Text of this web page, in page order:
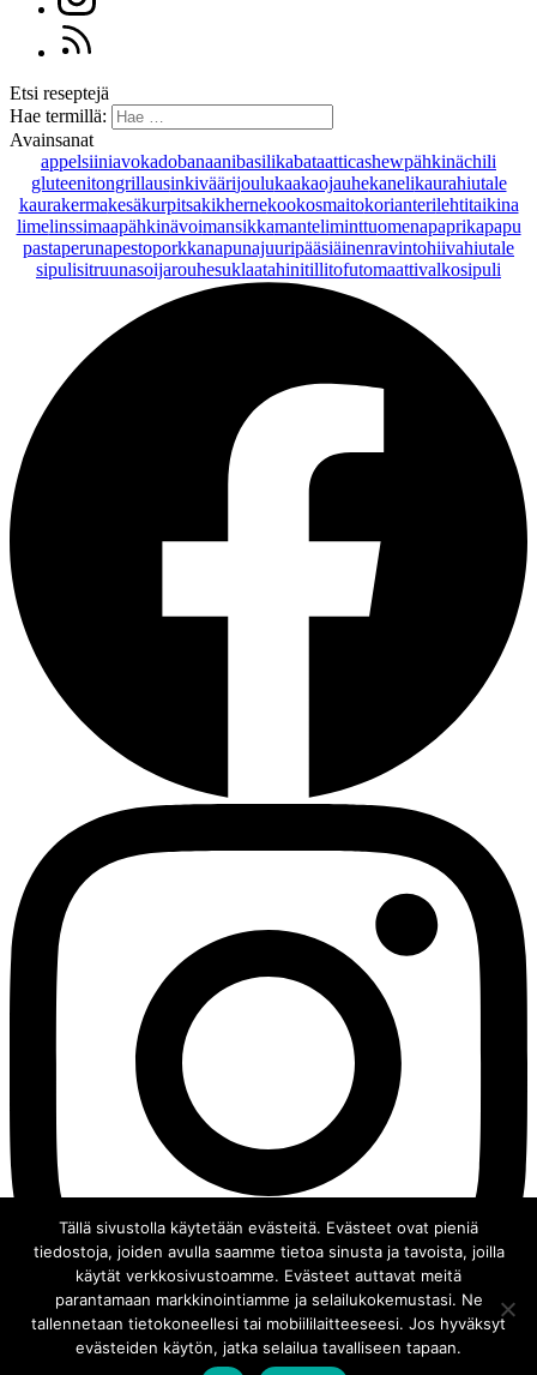
Etsi reseptejä
Hae termillä:
Avainsanat
appelsiiniavokadobanaanibasilikabataatticashewpähkinächili
gluteenitongrillausinkiväärijoulukaakaojauhekanelikaurahiutale
kaurakermakesäkurpitsakikhernekookosmaitokorianterilehtitaikina
limelinssimaapähkinävoimansikkamanteliminttuomenapaprikapapu
pastaperunapestoporkkanapunajuuripääsiäinenravintohiivahiutale
sipulisitruunasoijarouhesuklaatahinitillitofutomaattivalkosipuli
Tällä sivustolla käytetään evästeitä. Evästeet ovat pieniä
tiedostoja, joiden avulla saamme tietoa sinusta ja tavoista, joilla
käytät verkkosivustoamme. Evästeet auttavat meitä
parantamaan markkinointiamme ja selailukokemustasi. Ne
tallennetaan tietokoneellesi tai mobiililaitteeseesi. Jos hyväksyt
evästeiden käytön, jatka selailua tavalliseen tapaan.